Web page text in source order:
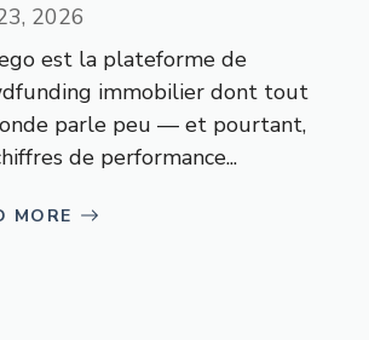
2026
est la plateforme de
immobilier dont tout
parle peu — et pourtant,
de performance...
MORE